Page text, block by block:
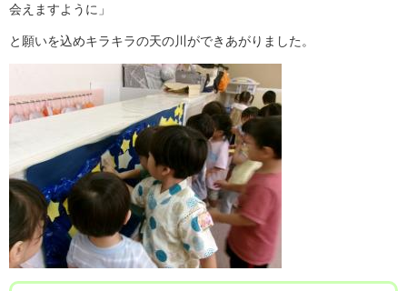
会えますように」
と願いを込めキラキラの天の川ができあがりました。